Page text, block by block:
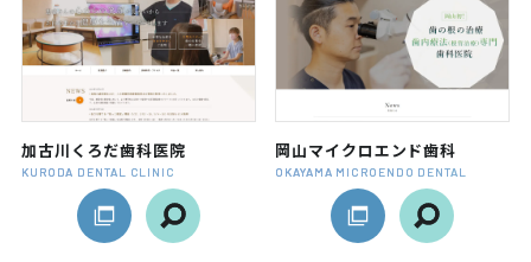
加古川くろだ歯科医院
KURODA DENTAL CLINIC
岡山マイクロエンド歯科
OKAYAMA MICROENDO DENTAL